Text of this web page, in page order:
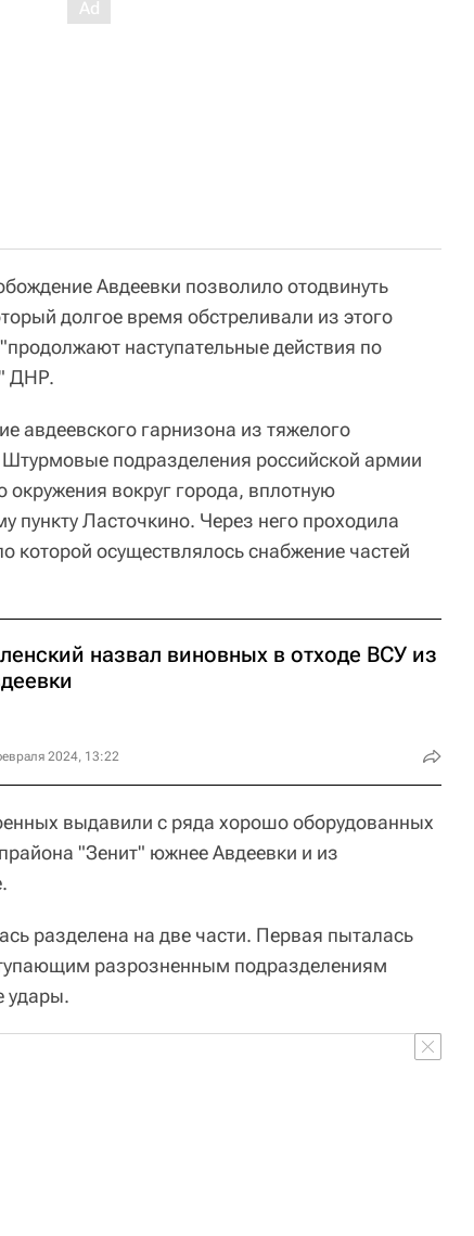
Авдеевки позволило отодвинуть
долгое время обстреливали из этого
наступательные действия по
ДНР.
авдеевского гарнизона из тяжелого
Штурмовые подразделения российской армии
окружения вокруг города, вплотную
пункту Ласточкино. Через него проходила
которой осуществлялось снабжение частей
назвал виновных в отходе ВСУ из
2024, 13:22
выдавили с ряда хорошо оборудованных
"Зенит" южнее Авдеевки и из
разделена на две части. Первая пыталась
разрозненным подразделениям
удары.